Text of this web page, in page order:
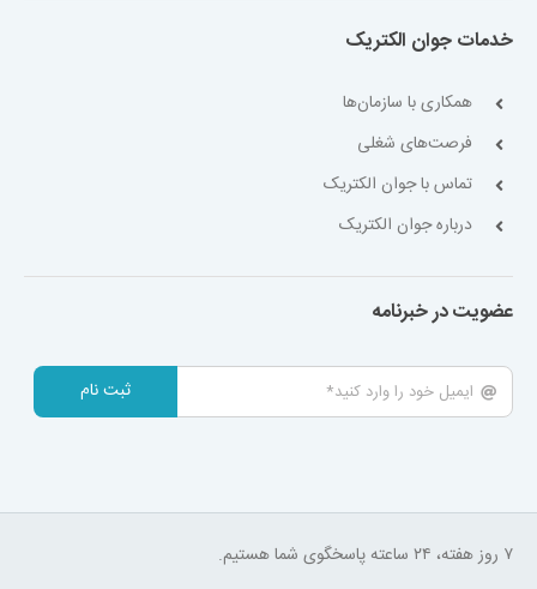
خدمات جوان الکتریک
همکاری با سازمان‌ها
فرصت‌های شغلی
تماس با جوان الکتریک
درباره جوان الکتریک
عضویت در خبرنامه
ثبت نام
۷ روز هفته، ۲۴ ساعته پاسخگوی شما هستیم.